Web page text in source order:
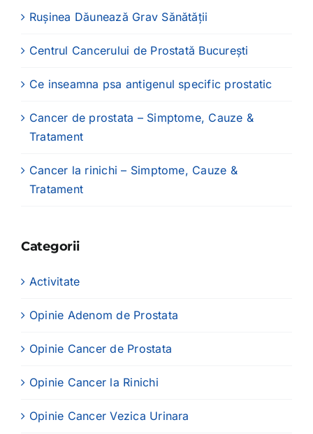
Rușinea Dăunează Grav Sănătății
Centrul Cancerului de Prostată București
Ce inseamna psa antigenul specific prostatic
Cancer de prostata – Simptome, Cauze &
Tratament
Cancer la rinichi – Simptome, Cauze &
Tratament
Categorii
Activitate
Opinie Adenom de Prostata
Opinie Cancer de Prostata
Opinie Cancer la Rinichi
Opinie Cancer Vezica Urinara